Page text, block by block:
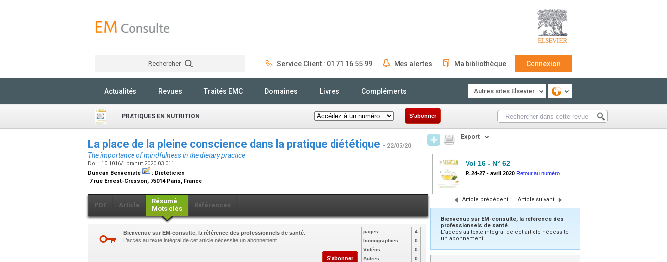
Rechercher Service Client : 01 71 16 55 99 Mes alertes Ma bibliothèque Connexion
Actualités Revues Traités EMC Domaines Livres Compléments Autres sites Elsevier
PRATIQUES EN NUTRITION S'abonner
La place de la pleine conscience dans la pratique diététique - 22/05/20
The importance of mindfulness in the dietary practice
Doi : 10.1016/j.pranut.2020.03.011
Duncan Benveniste
: Diététicien
7 rue Ernest-Cresson, 75014 Paris, France
PDF Article
Résumé
Mots clés
Références
Bienvenue sur EM-consulte, la référence des professionnels de santé.
L’accès au texte intégral de cet article nécessite un abonnement.
S'abonner
pages
4
Iconographies
0
Vidéos
0
Autres
0
Export
Vol 16 - N° 62
P. 24-27 - avril 2020 Retour au numéro
Article précédent | Article suivant
Bienvenue sur EM-consulte, la référence des
professionnels de santé.
L’accès au texte intégral de cet article nécessite
un abonnement.